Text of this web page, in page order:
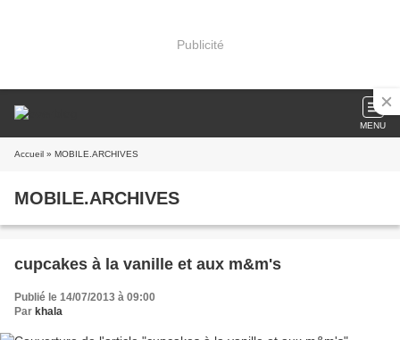
Publicité
MENU
Accueil » MOBILE.ARCHIVES
MOBILE.ARCHIVES
cupcakes à la vanille et aux m&m's
Publié le 14/07/2013 à 09:00
Par khala